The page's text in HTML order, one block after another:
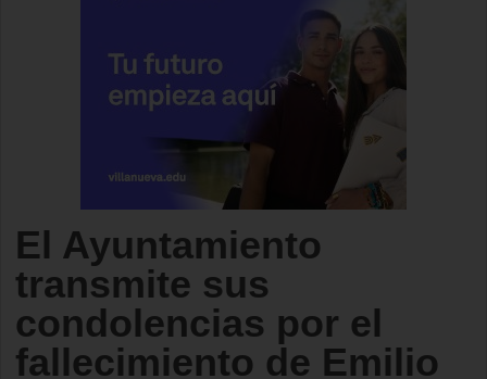
El Ayuntamiento
transmite sus
condolencias por el
fallecimiento de Emilio